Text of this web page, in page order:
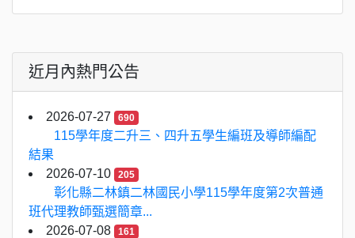
近月內熱門公告
2026-07-27 690
115學年度二升三、四升五學生編班及導師編配
結果
2026-07-10
205
彰化縣二林鎮二林國民小學115學年度第2次普通
班代理教師甄選簡章...
2026-07-08
161